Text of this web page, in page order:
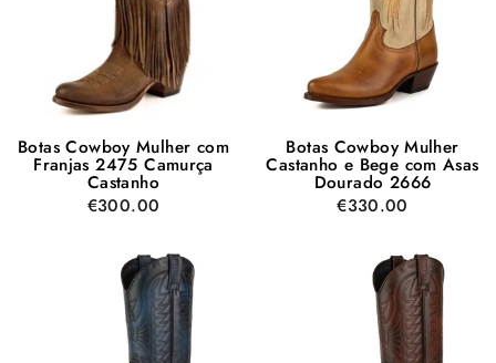
Botas Cowboy Mulher com
Franjas 2475 Camurça
Castanho
€300.00
Botas Cowboy Mulher
Castanho e Bege com Asas
Dourado 2666
€330.00